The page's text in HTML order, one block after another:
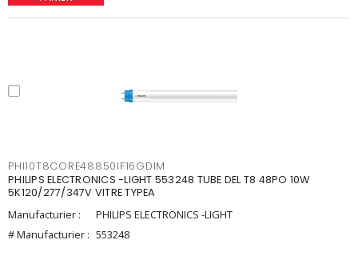
PHI10T8CORE48850IF16GDIM
PHILIPS ELECTRONICS -LIGHT 553248 TUBE DEL T8 48PO 10W
5K120/277/347V VITRE TYPEA
Manufacturier :
PHILIPS ELECTRONICS -LIGHT
# Manufacturier : 553248